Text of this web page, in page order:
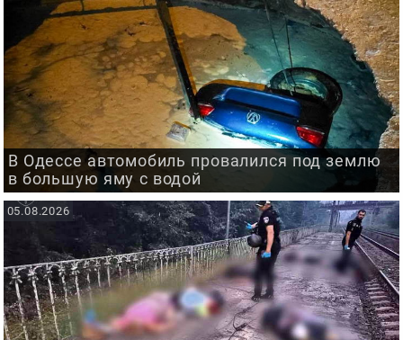
В Одессе автомобиль провалился под землю
в большую яму с водой
05.08.2026